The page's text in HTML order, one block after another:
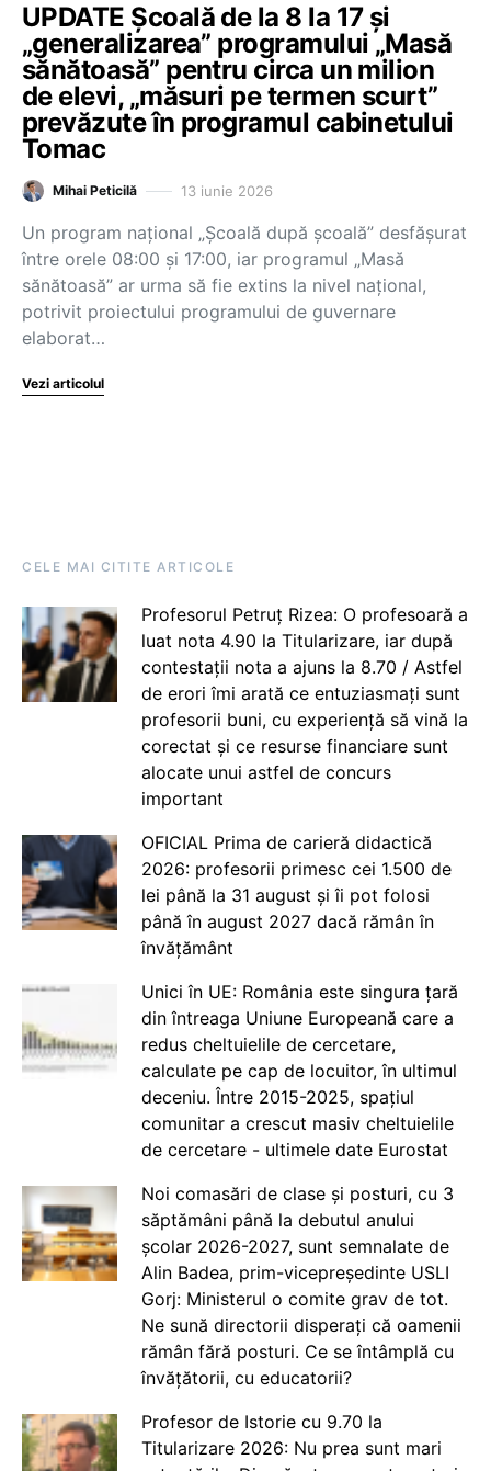
UPDATE Școală de la 8 la 17 și
„generalizarea” programului „Masă
sănătoasă” pentru circa un milion
de elevi, „măsuri pe termen scurt”
prevăzute în programul cabinetului
Tomac
Mihai Peticilă 13 iunie 2026
Un program național „Școală după școală” desfășurat
între orele 08:00 și 17:00, iar programul „Masă
sănătoasă” ar urma să fie extins la nivel național,
potrivit proiectului programului de guvernare
elaborat…
Vezi articolul
CELE MAI CITITE ARTICOLE
Profesorul Petruț Rizea: O profesoară a
luat nota 4.90 la Titularizare, iar după
contestații nota a ajuns la 8.70 / Astfel
de erori îmi arată ce entuziasmați sunt
profesorii buni, cu experiență să vină la
corectat și ce resurse financiare sunt
alocate unui astfel de concurs
important
OFICIAL Prima de carieră didactică
2026: profesorii primesc cei 1.500 de
lei până la 31 august și îi pot folosi
până în august 2027 dacă rămân în
învățământ
Unici în UE: România este singura țară
din întreaga Uniune Europeană care a
redus cheltuielile de cercetare,
calculate pe cap de locuitor, în ultimul
deceniu. Între 2015-2025, spațiul
comunitar a crescut masiv cheltuielile
de cercetare - ultimele date Eurostat
Noi comasări de clase și posturi, cu 3
săptămâni până la debutul anului
școlar 2026-2027, sunt semnalate de
Alin Badea, prim-vicepreședinte USLI
Gorj: Ministerul o comite grav de tot.
Ne sună directorii disperați că oamenii
rămân fără posturi. Ce se întâmplă cu
învățătorii, cu educatorii?
Profesor de Istorie cu 9.70 la
Titularizare 2026: Nu prea sunt mari